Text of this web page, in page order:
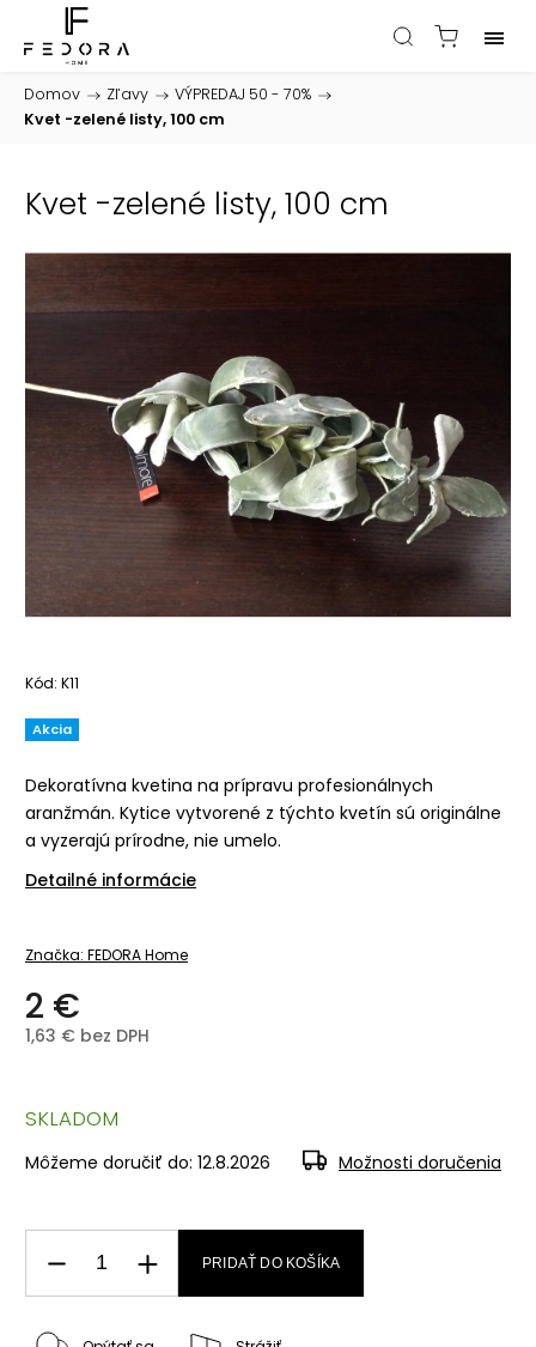
Domov / Zľavy / VÝPREDAJ 50 - 70% /
Kvet -zelené listy, 100 cm
Kvet -zelené listy, 100 cm
Kód: K11
Dekoratívna kvetina na prípravu profesionálnych
aranžmán. Kytice vytvorené z týchto kvetín sú originálne
a vyzerajú prírodne, nie umelo.
Detailné informácie
Akcia
Značka: FEDORA Home
2 €
1,63 € bez DPH
SKLADOM
Môžeme doručiť do: 12.8.2026 Možnosti doručenia
PRIDAŤ DO KOŠÍKA